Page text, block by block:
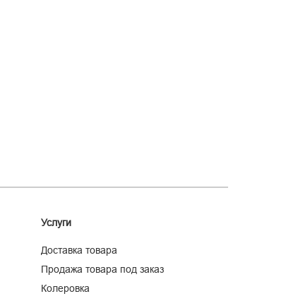
Услуги
Доставка товара
Продажа товара под заказ
Колеровка